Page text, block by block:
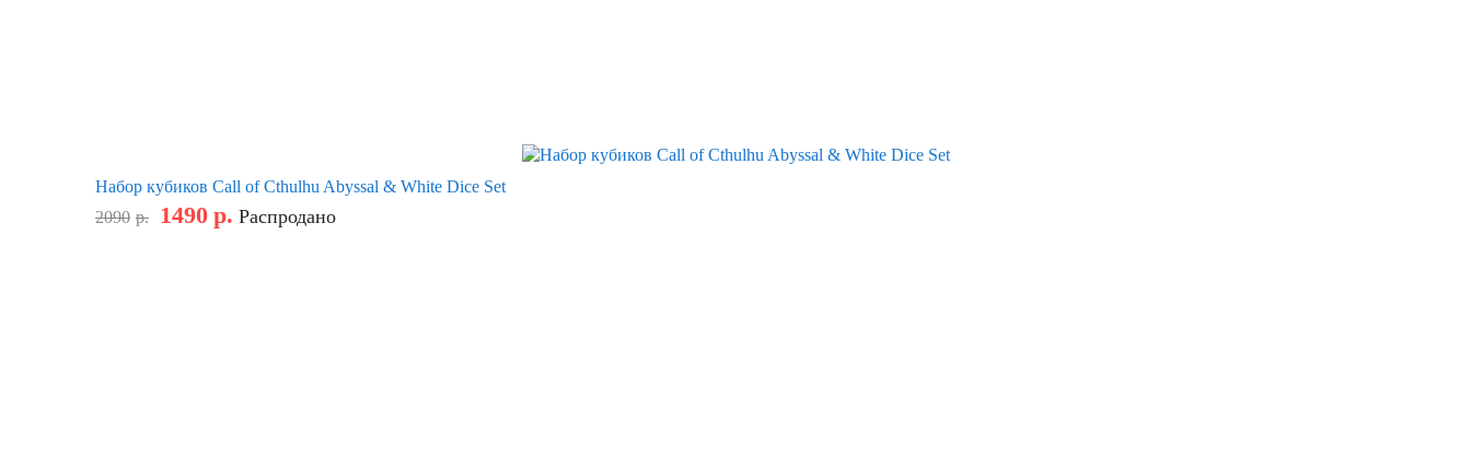
Набор кубиков Call of Cthulhu Abyssal & White Dice Set
2090 р. 1490 р. Распродано